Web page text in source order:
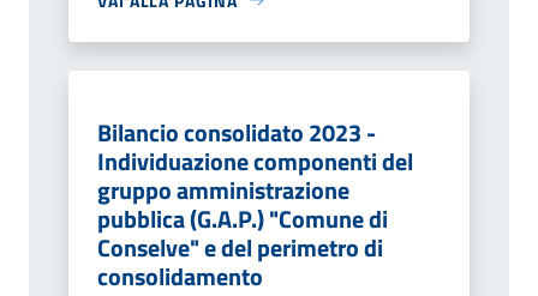
Bilancio consolidato 2023 -
Individuazione componenti del
gruppo amministrazione
pubblica (G.A.P.) "Comune di
Conselve" e del perimetro di
consolidamento